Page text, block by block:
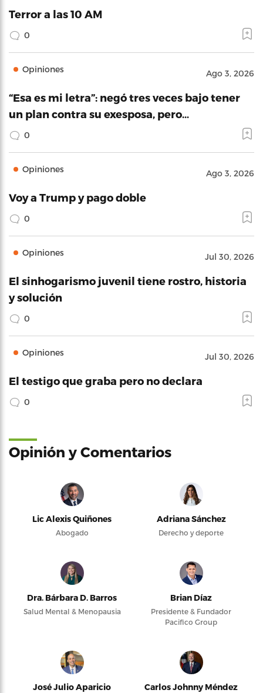
Terror a las 10 AM
0
Opiniones Ago 3, 2026
“Esa es mi letra”: negó tres veces bajo tener
un plan contra su exesposa, pero…
0
Opiniones Ago 3, 2026
Voy a Trump y pago doble
0
Opiniones Jul 30, 2026
El sinhogarismo juvenil tiene rostro, historia
y solución
0
Opiniones Jul 30, 2026
El testigo que graba pero no declara
0
Opinión y Comentarios
Lic Alexis Quiñones
Abogado
Adriana Sánchez
Derecho y deporte
Dra. Bárbara D. Barros
Salud Mental & Menopausia
Brian Díaz
Presidente & Fundador
Pacifico Group
José Julio Aparicio
Carlos Johnny Méndez